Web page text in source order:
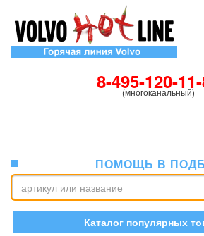
8-495-120-
(многоканальный)
ПОМОЩЬ В
Каталог популярных